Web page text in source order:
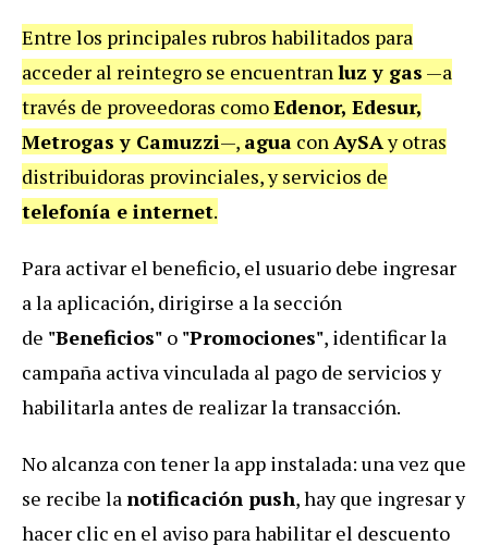
Entre los principales rubros habilitados para
acceder al reintegro se encuentranluz y gas —a
través de proveedoras comoEdenor, Edesur,
Metrogas y Camuzzi—, agua conAySAy otras
distribuidoras provinciales, y servicios de
telefonía e internet.
Para activar el beneficio, el usuario debe ingresar
a la aplicación, dirigirse a la sección
de "Beneficios" o "Promociones", identificar la
campaña activa vinculada al pago de servicios y
habilitarla antes de realizar la transacción.
No alcanza con tener la app instalada: una vez que
se recibe lanotificación push, hay que ingresar y
hacer clic en el aviso para habilitar el descuento